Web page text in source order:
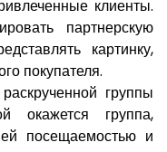
клиенты.
партнерскую
картинку,
покупателя.
группы
окажется группа,
посещаемостью и